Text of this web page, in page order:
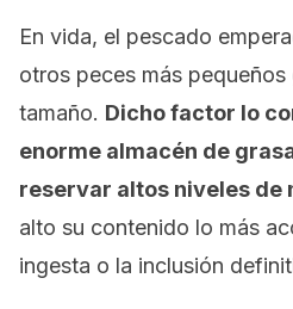
En vida, el pescado
otros peces más pequeños
tamaño. Dicho factor lo
enorme almacén de
reservar altos niveles de
alto su contenido lo más
ingesta o la inclusión